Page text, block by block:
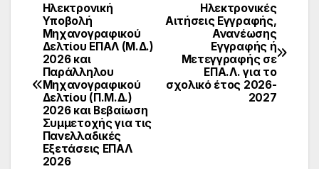
Ηλεκτρονικές
Αιτήσεις Εγγραφής,
Ανανέωσης
Εγγραφής ή
Μετεγγραφής σε
ΕΠΑ.Λ. για το
σχολικό έτος 2026-
2027
Ηλεκτρονική
Υποβολή
Μηχανογραφικού
Δελτίου ΕΠΑΛ (Μ.Δ.)
2026 και
Παράλληλου
Μηχανογραφικού
Δελτίου (Π.Μ.Δ.)
2026 και Βεβαίωση
Συμμετοχής για τις
Πανελλαδικές
Εξετάσεις ΕΠΑΛ
2026